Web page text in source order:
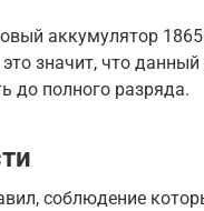
аккумулятор
это значит, что
до полного разряда.
соблюдение